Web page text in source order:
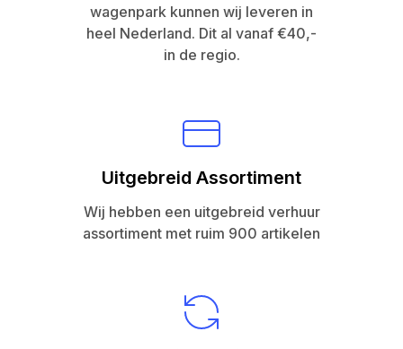
wagenpark kunnen wij leveren in
heel Nederland. Dit al vanaf €40,-
in de regio.
Uitgebreid Assortiment
Wij hebben een uitgebreid verhuur
assortiment met ruim 900 artikelen